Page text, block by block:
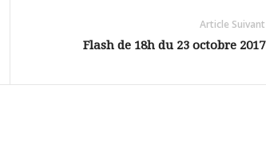
Article Suivant
Flash de 18h du 23 octobre 2017